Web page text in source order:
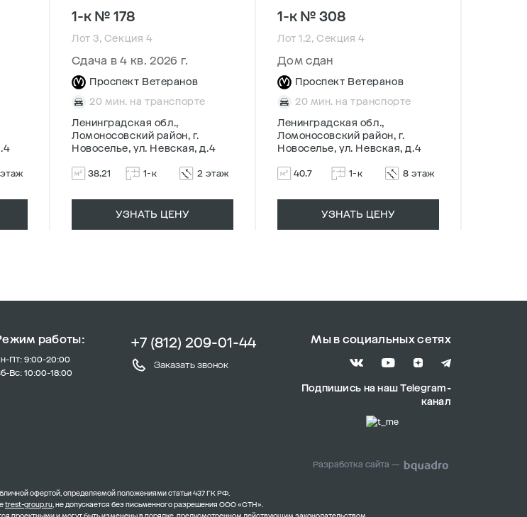
1-к № 178
Лот 3, Секция 4
Сдача в 4 кв. 2026 г.
Проспект Ветеранов
20 мин. на транспорте
Ленинградская обл.,
Ломоносовский район, г.
Новоселье, ул. Невская, д.4
38.21 1-к 2 этаж
УЗНАТЬ ЦЕНУ
1-к № 308
Лот 1.2, Секция 4
Дом сдан
Проспект Ветеранов
20 мин. на транспорте
Ленинградская обл.,
Ломоносовский район, г.
Новоселье, ул. Невская, д.4
40.7 1-к 8 этаж
УЗНАТЬ ЦЕНУ
работы:
Пт: 9:00-20:00
Вс: 10:00-18:00
+7 (812) 209-01-44
Заказать звонок
Мы в социальных сетях
Подпишись на наш Telegram-
канал
Разработка сайта —
офертой, определяемой положениями статьи 437 ГК РФ.
trest-group.ru, не допускается без письменного разрешения ООО «СТН».